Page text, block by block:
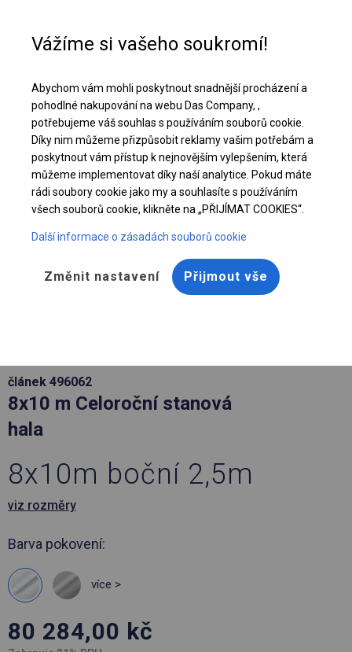
Stáhněte si nabídku PDF
článek 496062
8x10 m Celoroční stanová
hala
8x10m boční 2,5m
viz rozměry
Barva pokovení:
více >
80 284,00 kč
Vážíme si vašeho soukromí!
Abychom vám mohli poskytnout snadnější procházení a
pohodlné nakupování na webu Das Company, ,
potřebujeme váš souhlas s používáním souborů cookie.
Díky nim můžeme přizpůsobit reklamy vašim potřebám a
poskytnout vám přístup k nejnovějším vylepšením, která
můžeme implementovat díky naší analytice. Pokud máte
rádi soubory cookie jako my a souhlasíte s používáním
všech souborů cookie, klikněte na „PŘIJÍMAT COOKIES“.
Další informace o zásadách souborů cookie
Změnit nastavení Přijmout vše